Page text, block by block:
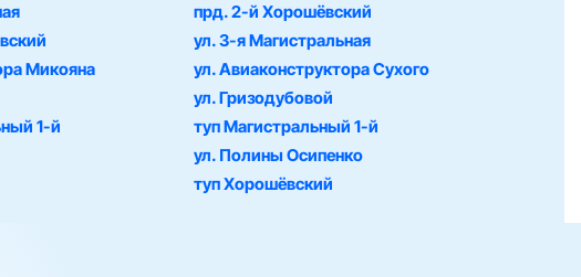
прд. 2-й Хорошёвский
ул. 3-я Магистральная
Микояна
ул. Авиаконструктора Сухого
ул. Гризодубовой
1-й
туп Магистральный 1-й
ул. Полины Осипенко
туп Хорошёвский